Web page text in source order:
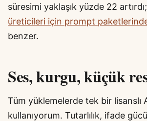
süresimi yaklaşık yüzde 22 artırdı;
üreticileri için prompt
benzer.
Ses, kurgu, küçük
Tüm yüklemelerde tek bir lisanslı
kullanıyorum. Tutarlılık, ifade